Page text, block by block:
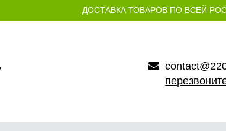
ДОСТАВКА ТОВАРОВ ПО ВСЕЙ